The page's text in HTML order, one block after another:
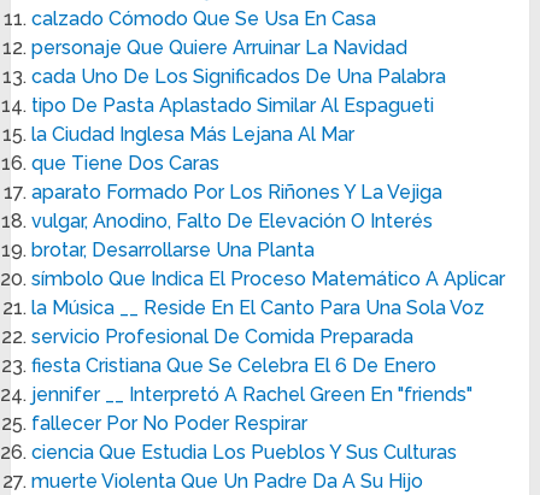
calzado Cómodo Que Se Usa En Casa
personaje Que Quiere Arruinar La Navidad
cada Uno De Los Significados De Una Palabra
tipo De Pasta Aplastado Similar Al Espagueti
la Ciudad Inglesa Más Lejana Al Mar
que Tiene Dos Caras
aparato Formado Por Los Riñones Y La Vejiga
vulgar, Anodino, Falto De Elevación O Interés
brotar, Desarrollarse Una Planta
símbolo Que Indica El Proceso Matemático A Aplicar
la Música __ Reside En El Canto Para Una Sola Voz
servicio Profesional De Comida Preparada
fiesta Cristiana Que Se Celebra El 6 De Enero
jennifer __ Interpretó A Rachel Green En "friends"
fallecer Por No Poder Respirar
ciencia Que Estudia Los Pueblos Y Sus Culturas
muerte Violenta Que Un Padre Da A Su Hijo